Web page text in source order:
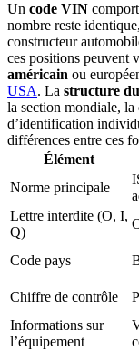
Un code VIN
nombre reste
constructeur
ces positions peuvent
américain ou
USA. La structure
la section mondiale,
d’identification
différences entre ces
Élément
Norme principale
Lettre interdite (O, I,
Q)
Code pays
Chiffre de contrôle
Informations sur
l’équipement